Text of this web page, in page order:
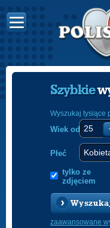
Szybkie
Wyszukaj tysiące
Wiek od
Płeć
tylko ze
zdjęciem
zaawansowane